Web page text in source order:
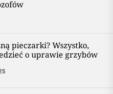
pieczarki? Wszystko,
o uprawie grzybów